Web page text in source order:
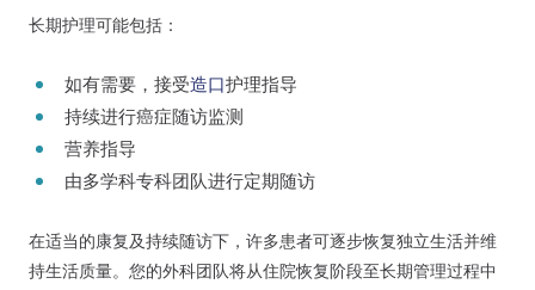
长期护理可能包括：
如有需要，接受造口护理指导
持续进行癌症随访监测
营养指导
由多学科专科团队进行定期随访
在适当的康复及持续随访下，许多患者可逐步恢复独立生活并维
持生活质量。您的外科团队将从住院恢复阶段至长期管理过程中